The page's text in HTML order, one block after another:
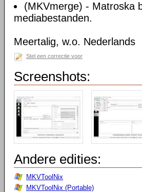
(MKVmerge) - Matroska
mediabestanden.
Meertalig, w.o. Nederlands
Stel een correctie voor
Screenshots:
Andere edities:
MKVToolNix
MKVToolNix (Portable)